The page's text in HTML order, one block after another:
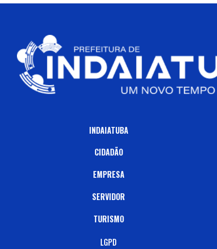
INDAIATUBA
CIDADÃO
EMPRESA
SERVIDOR
TURISMO
LGPD